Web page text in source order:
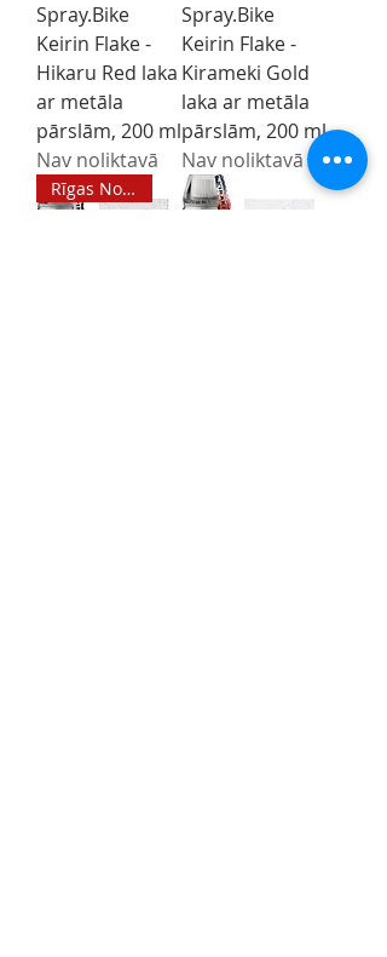
Spray.Bike
Keirin Flake -
Hikaru Red laka
ar metāla
pārslām, 200 ml
Nav noliktavā
Spray.Bike
Keirin Flake -
Kirameki Gold
laka ar metāla
pārslām, 200 ml
Nav noliktavā
Rīgas Noliktavā